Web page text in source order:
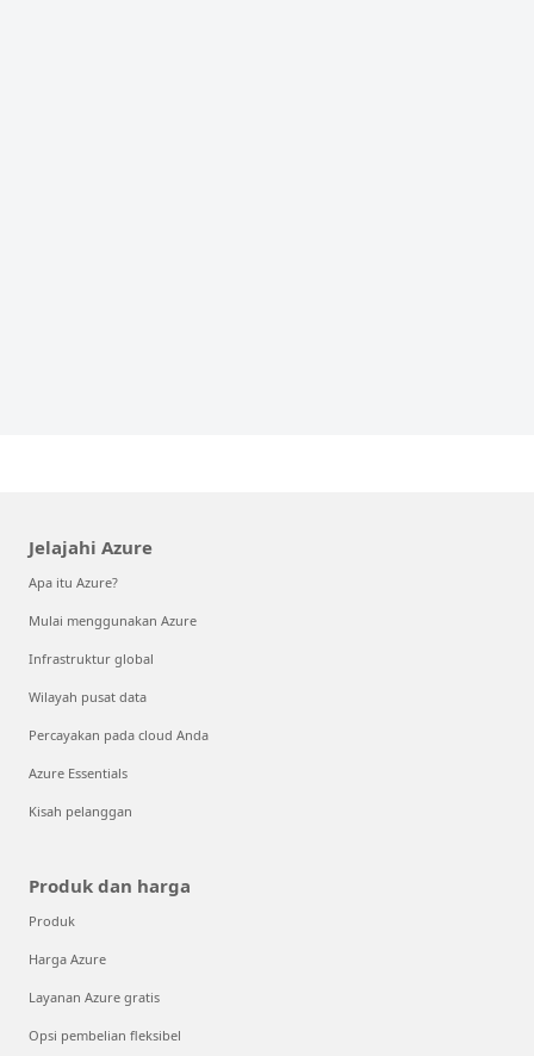
Jelajahi Azure
Apa itu Azure?
Mulai menggunakan Azure
Infrastruktur global
Wilayah pusat data
Percayakan pada cloud Anda
Azure Essentials
Kisah pelanggan
Produk dan harga
Produk
Harga Azure
Layanan Azure gratis
Opsi pembelian fleksibel